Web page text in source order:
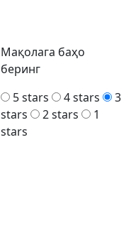
Мақолага баҳо
беринг
5 stars
4 stars
3
stars
2 stars
1
stars